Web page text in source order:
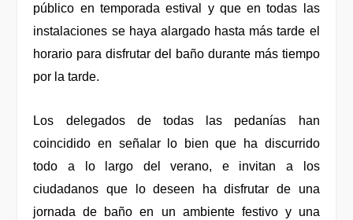
público en temporada estival y que en todas las
instalaciones se haya alargado hasta más tarde el
horario para disfrutar del baño durante más tiempo
por la tarde.
Los delegados de todas las pedanías han
coincidido en señalar lo bien que ha discurrido
todo a lo largo del verano, e invitan a los
ciudadanos que lo deseen ha disfrutar de una
jornada de baño en un ambiente festivo y una